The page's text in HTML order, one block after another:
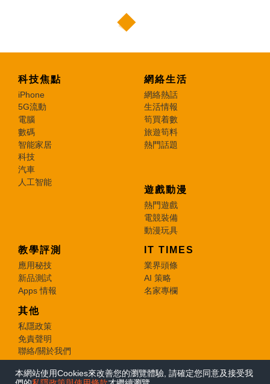
科技焦點
iPhone
5G流動
電腦
數碼
智能家居
科技
汽車
人工智能
網絡生活
網絡熱話
生活情報
筍買着數
旅遊筍料
熱門話題
遊戲動漫
熱門遊戲
電競裝備
動漫玩具
教學評測
應用秘技
新品測試
Apps 情報
IT TIMES
業界頭條
AI 策略
名家專欄
其他
私隱政策
免責聲明
聯絡/關於我們
© 2026 e-zone. All Rights Reserved.
本網站使用Cookies來改善您的瀏覽體驗, 請確定您同意及接受我